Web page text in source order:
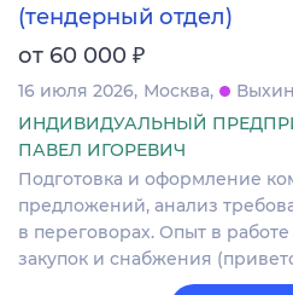
(тендерный отдел)
от 60 000 ₽
16 июля 2026 Москва
ИНДИВИДУАЛЬНЫЙ
ПАВЕЛ ИГОРЕВИЧ
Подготовка и оформление
предложений, анализ
в переговорах. Опыт в
закупок и снабжения